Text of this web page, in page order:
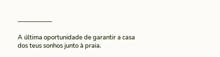
A última oportunidade de garantir a casa
dos teus sonhos junto à praia.